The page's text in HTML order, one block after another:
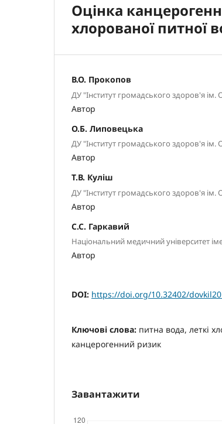
Оцінка
хлорованої питної
В.О. Прокопов
ДУ "Інститут громадського здоров'я
Автор
О.Б. Липовецька
ДУ "Інститут громадського здоров'я
Автор
Т.В. Куліш
ДУ "Інститут громадського здоров'я
Автор
С.С. Гаркавий
Національний медичний університет
Автор
DOI: https://doi.org/10.32402/
Ключові слова: питна вода, леткі
канцерогенний ризик
Завантажити